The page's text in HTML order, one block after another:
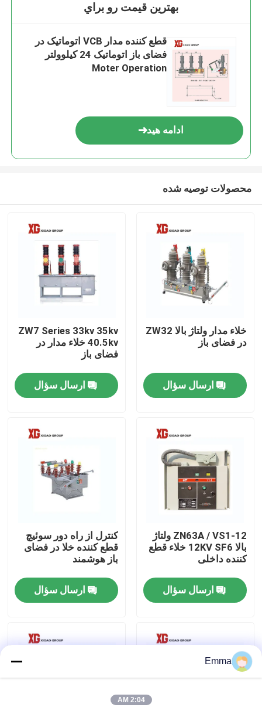
خانه
تور کارخانه
با ما تماس بگیرید
درخواست نقل قول
سوئیچ شکست بار هوا
سوئیچ شکست بار SF6
بهترين قيمت رو براي
قطع کننده مدار VCB اتوماتیک در
فضای باز اتوماتیک 24 کیلوولتر
Moter Operation
ادامه هید
محصولات توصیه شده
خلاء مدار ولتاژ بالا ZW32
در فضای باز
ارسال سؤال
ZW7 Series 33kv 35kv
40.5kv خلاء مدار در
فضای باز
ارسال سؤال
ZN63A / VS1-12 ولتاژ
بالا 12KV SF6 خلاء قطع
کننده داخلی
ارسال سؤال
کنترل از راه دور سوئیچ
قطع کننده خلا در فضای
باز هوشمند
ارسال سؤال
Emma
2:04 AM